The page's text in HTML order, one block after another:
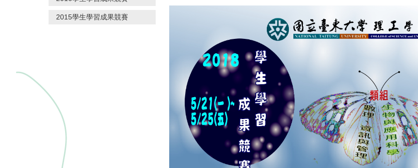
2015學生學習成果競賽